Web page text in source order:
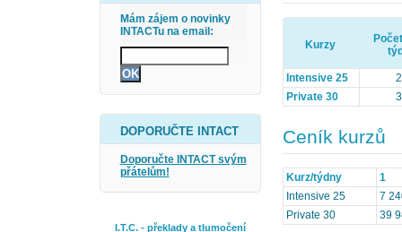
Mám zájem o novinky
INTACTu na email:
DOPORUČTE INTACT
Doporučte INTACT svým
přátelům!
I.T.C. - překlady a tlumočení
Kurzy
Intensive 25
Private 30
Ceník kurzů
Kurz/týdny
1
Intensive 25
7
Private 30
39